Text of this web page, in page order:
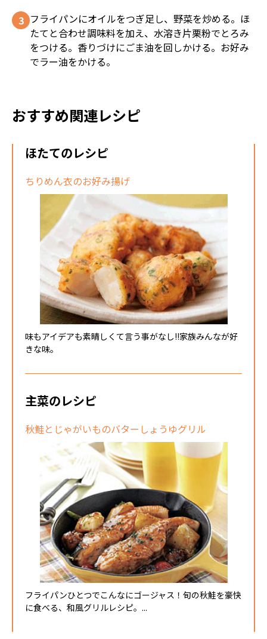
フライパンにオイルをつぎ足し、野菜を炒める。ほ
たてと合わせ調味料を加え、水溶き片栗粉でとろみ
をつける。香りづけにごま油を回しかける。お好み
でラー油をかける。
おすすめ関連レシピ
ほたてのレシピ
ちりめん衣のお好み揚げ
味もアイデアも素晴しくて言う事がなし!!家族みんなが好
きな味。
主菜のレシピ
秋鮭とじゃがいものバターしょうゆグリル
フライパンひとつでこんなにゴージャス！旬の秋鮭を豪快
に食べる、和風グリルレシピ。...